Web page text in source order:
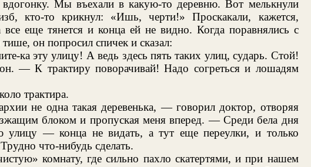
вдогонку. Мы въехали в какую-то деревню. Вот мелькнули
кто-то крикнул: «Ишь, черти!» Проскакали, кажется,
все еще тянется и конца ей не видно. Когда поравнялись с
он попросил спичек и сказал:
ка эту улицу! А ведь здесь пять таких улиц, сударь. Стой!
— К трактиру поворачивай! Надо согреться и лошадям
трактира.
не одна такая деревенька, — говорил доктор, отворяя
блоком и пропуская меня вперед. — Среди бела дня
улицу — конца не видать, а тут еще переулки, и только
что-нибудь сделать.
комнату, где сильно пахло скатертями, и при нашем